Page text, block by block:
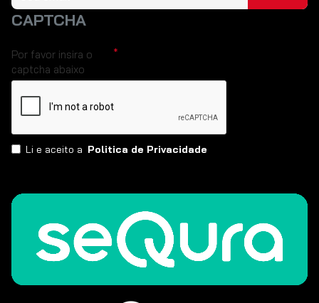
CAPTCHA
Por favor insira o
captcha abaixo
Li e aceito a Politica de Privacidade